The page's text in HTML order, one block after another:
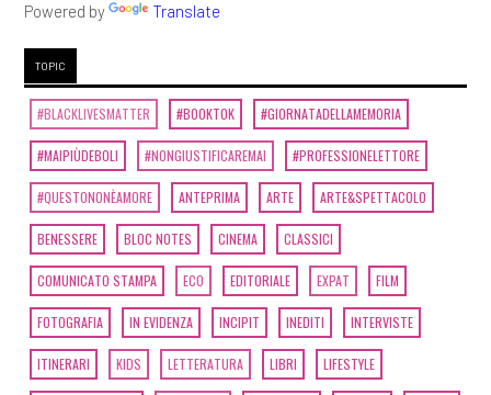
Powered by Translate
TOPIC
#BLACKLIVESMATTER #BOOKTOK #GIORNATADELLAMEMORIA
#MAIPIÙDEBOLI #NONGIUSTIFICAREMAI #PROFESSIONELETTORE
#QUESTONONÈAMORE ANTEPRIMA ARTE ARTE&SPETTACOLO
BENESSERE BLOC NOTES CINEMA CLASSICI
COMUNICATO STAMPA ECO EDITORIALE EXPAT FILM
FOTOGRAFIA IN EVIDENZA INCIPIT INEDITI INTERVISTE
ITINERARI KIDS LETTERATURA LIBRI LIFESTYLE